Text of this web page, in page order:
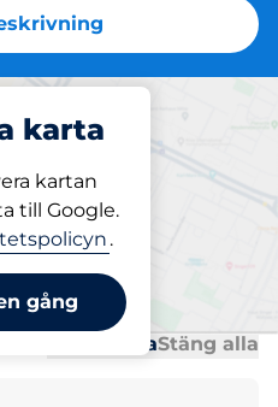
karta
kartan
till Google.
.
gång
på plats
Öppna allaStäng alla